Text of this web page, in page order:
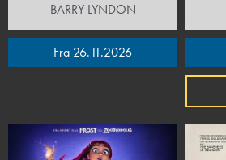
BARRY LYNDON
Fra 26.11.2026